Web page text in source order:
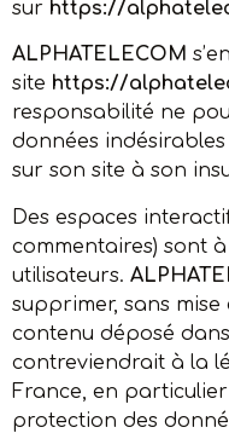
sur https://
ALPHATELECOM
site https://
responsabilité ne
données
sur son site à son
Des espaces
commentaires) sont
utilisateurs.
supprimer, sans
contenu déposé
contreviendrait à la
France, en
protection des